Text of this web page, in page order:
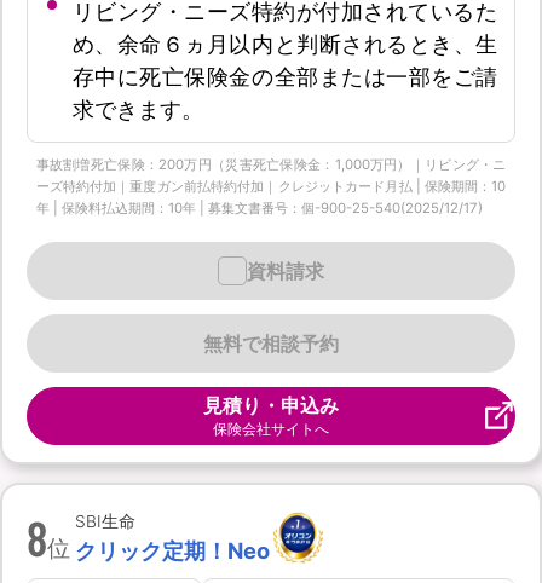
リビング・ニーズ特約が付加されているた
め、余命６ヵ月以内と判断されるとき、生
存中に死亡保険金の全部または一部をご請
求できます。
事故割増死亡保険：200万円（災害死亡保険金：1,000万円）｜リビング・ニ
ーズ特約付加｜重度ガン前払特約付加｜クレジットカード月払 | 保険期間：10
年 | 保険料払込期間：10年 | 募集文書番号：個-900-25-540(2025/12/17)
無料で相談予約
資料請求
見積り・申込み
保険会社サイトへ
8位
SBI生命
クリック定期！Neo